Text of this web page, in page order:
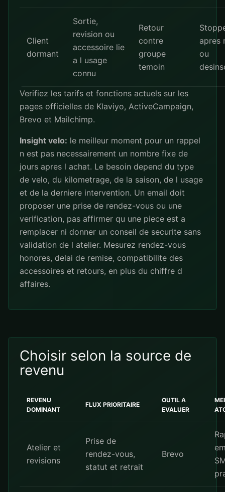
Client
dormant
Sortie,
revision ou
accessoire lie
a l usage
connu
Retour
contre
groupe
temoin
apres
ou
Verifiez les tarifs et fonctions actuels sur les
pages officielles de Klaviyo, ActiveCampaign,
Brevo et Mailchimp.
Insight velo: le meilleur moment pour un rappel
n est pas necessairement un nombre fixe de
jours apres l achat. Le besoin depend du type
de velo, du kilometrage, de la saison, de l usage
et de la derniere intervention. Un email doit
proposer une prise de rendez-vous ou une
verification, pas affirmer qu une piece est a
remplacer ni donner un conseil de securite sans
validation de l atelier. Mesurez rendez-vous
honores, delai de remise, compatibilite des
accessoires et retours, en plus du chiffre d
affaires.
Choisir selon la source de
revenu
REVENU
DOMINANT
FLUX PRIORITAIRE
OUTIL A
EVALUER
Atelier et
revisions
Prise de
rendez-vous,
statut et retrait
Brevo